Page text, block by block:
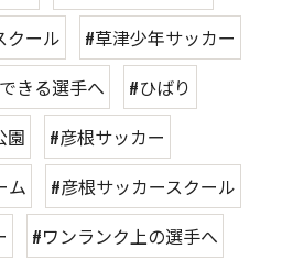
クール
#草津少年サッカー
きる選手へ
#ひばり
園
#彦根サッカー
ム
#彦根サッカースクール
#ワンランク上の選手へ